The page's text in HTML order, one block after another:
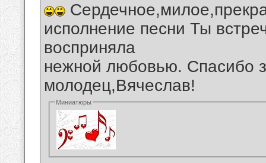
исполнение песни Ты
восприняла
нежной любовью. Спасибо
молодец,Вячеслав!
Миниатюры